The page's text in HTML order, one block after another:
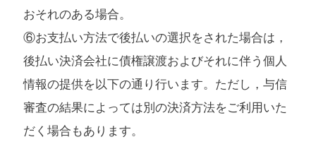
おそれのある場合。
⑥お支払い方法で後払いの選択をされた場合は，
後払い決済会社に債権譲渡およびそれに伴う個人
情報の提供を以下の通り行います。ただし，与信
審査の結果によっては別の決済方法をご利用いた
だく場合もあります。